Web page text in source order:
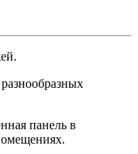
панель в